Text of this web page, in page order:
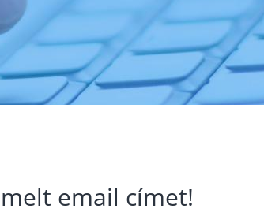
email címet!